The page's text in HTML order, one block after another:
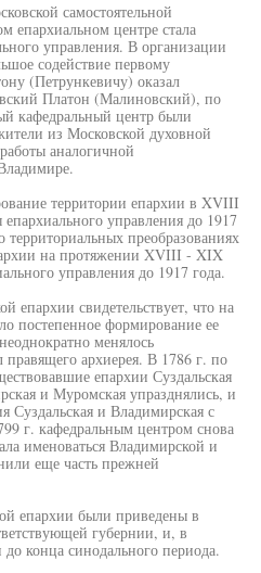
самостоятельной
епархиальном центре стала
управления. В организации
содействие первому
(Петрункевичу) оказал
Платон (Малиновский), по
кафедральный центр были
из Московской духовной
аналогичной
территории епархии в XVIII
управления до 1917
территориальных преобразованиях
на протяжении XVIII - XIX
управления до 1917 года.
епархии свидетельствует, что на
постепенное формирование ее
менялось
архиерея. В 1786 г. по
епархии Суздальская
и Муромская упразднялись, и
Суздальская и Владимирская с
г. кафедральным центром снова
именоваться Владимирской и
еще часть прежней
епархии были приведены в
губернии, и, в
конца синодального периода.